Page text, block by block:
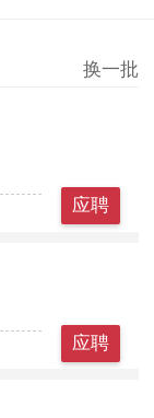
换一批
应聘
应聘